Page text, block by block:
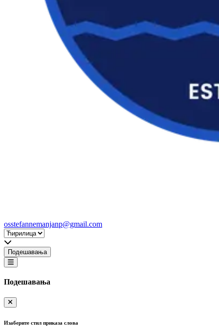
osstefannemanjanp@gmail.com
Подешавања
Подешавања
Изаберите стил приказа слова